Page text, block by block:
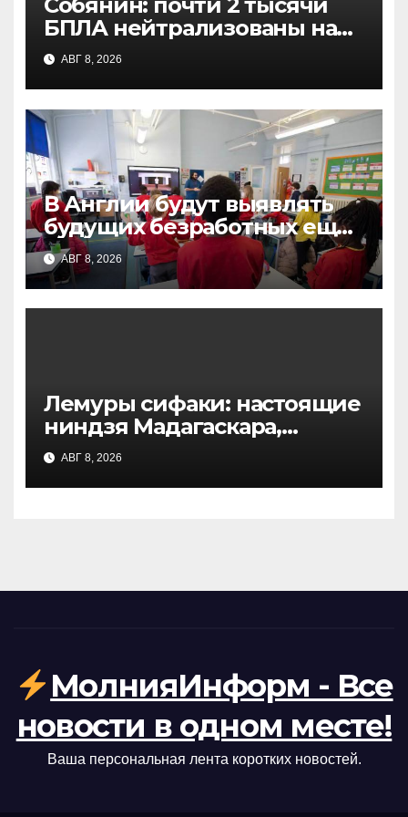
БПЛА нейтрализованы на
подлете к Москве за
неделю
АВГ 8, 2026
В Англии будут выявлять
будущих безработных еще
в начальной школе: новая
стратегия борьбы с NEET
АВГ 8, 2026
Лемуры сифаки: настоящие
ниндзя Мадагаскара,
находящиеся под угрозой
исчезновения
АВГ 8, 2026
МолнияИнформ - Все
новости в одном месте!
Ваша персональная лента коротких новостей.